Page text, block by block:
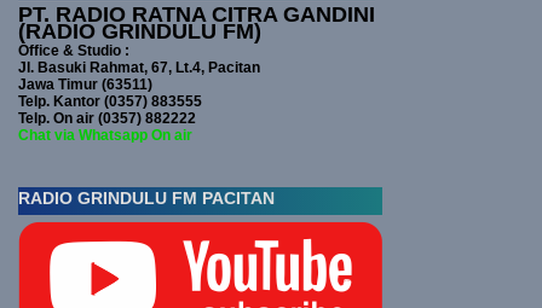
PT. RADIO RATNA CITRA GANDINI
(RADIO GRINDULU FM)
Office & Studio :
Jl. Basuki Rahmat, 67, Lt.4, Pacitan
Jawa Timur (63511)
Telp. Kantor (0357) 883555
Telp. On air (0357) 882222
Chat via Whatsapp On air
RADIO GRINDULU FM PACITAN